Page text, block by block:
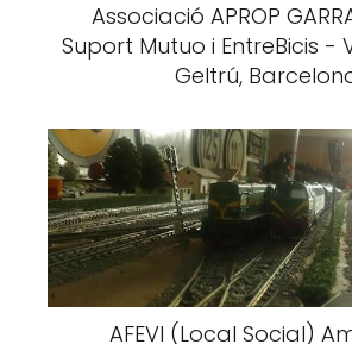
Associació APROP
Suport Mutuo i EntreBicis -
Geltrú,
AFEVI (Local Social)